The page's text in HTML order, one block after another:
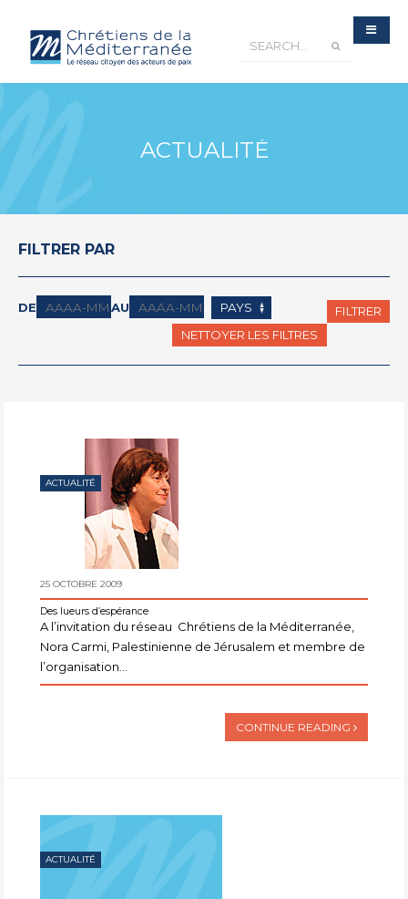
ACTUALITÉ
FILTRER PAR
DE AU
FILTRER
NETTOYER LES FILTRES
ACTUALITÉ
25 OCTOBRE 2009
Des lueurs d’espérance
A l’invitation du réseau Chrétiens de la Méditerranée,
Nora Carmi, Palestinienne de Jérusalem et membre de
l’organisation...
CONTINUE READING
ACTUALITÉ